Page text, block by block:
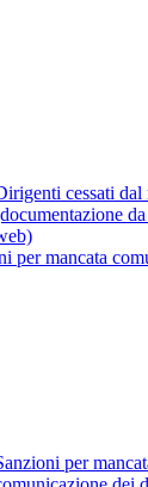
cessati
per mancata
per